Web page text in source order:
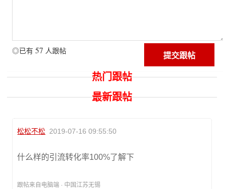
◎已有 57 人跟帖
热门跟帖
最新跟帖
松松不松 2019-07-16 09:55:50
什么样的引流转化率100%了解下
跟帖来自电脑端 · 中国江苏无锡